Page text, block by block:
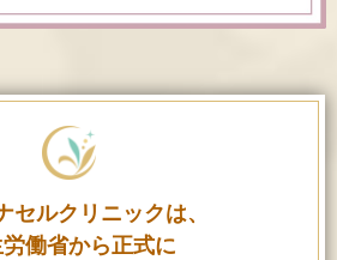
セルクリニックは、
働省から正式に